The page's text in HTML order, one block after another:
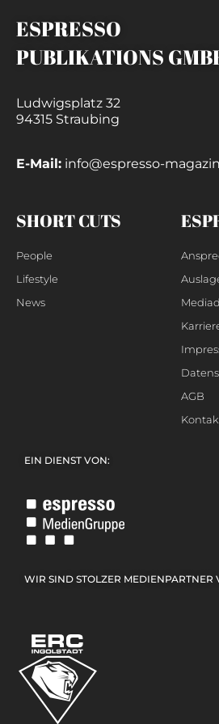
ESPRESSO
PUBLIKATIONS
Ludwigsplatz 32
94315 Straubing
E-Mail: info@espresso-
SHORT CUTS
People
Lifestyle
News
AGB
EIN DIENST VON:
WIR SIND STOLZER MEDIENPARTNER